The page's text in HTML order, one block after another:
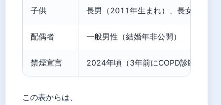
子供 長男（2011年生まれ）、長女（
配偶者 一般男性（結婚年非公開）
禁煙宣言 2024年頃（3年前にCOPD診断）
この表からは、